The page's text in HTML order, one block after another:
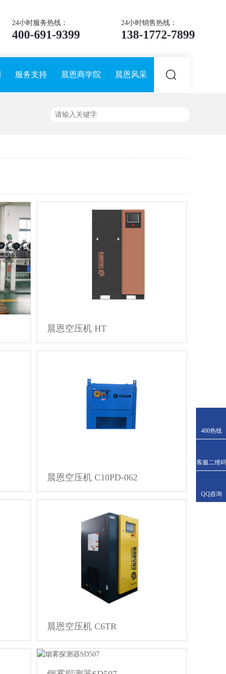
24小时服务热线：
400-691-9399
24小时销售热线：
138-1772-7899
服务支持 晨恩商学院 晨恩风采
晨恩空压机 HT
晨恩空压机 C10PD-062
晨恩空压机 C6TR
400热线
客服二维码
QQ咨询